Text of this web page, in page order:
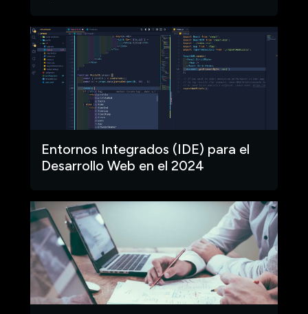
Entornos Integrados (IDE) para el
Desarrollo Web en el 2024